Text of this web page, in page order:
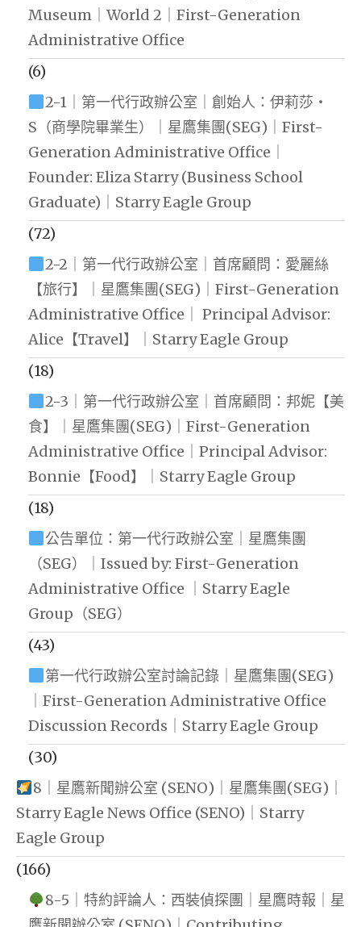
Museum｜World 2｜First-Generation
Administrative Office
(6)
2-1｜第一代行政辦公室｜創始人：伊莉莎・
S（商學院畢業生）｜星鷹集團(SEG)｜First-
Generation Administrative Office｜
Founder: Eliza Starry (Business School
Graduate)｜Starry Eagle Group
(72)
2-2｜第一代行政辦公室｜首席顧問：愛麗絲
【旅行】｜星鷹集團(SEG)｜First-Generation
Administrative Office｜ Principal Advisor:
Alice【Travel】｜Starry Eagle Group
(18)
2-3｜第一代行政辦公室｜首席顧問：邦妮【美
食】｜星鷹集團(SEG)｜First-Generation
Administrative Office｜Principal Advisor:
Bonnie【Food】｜Starry Eagle Group
(18)
公告單位：第一代行政辦公室｜星鷹集團
（SEG）｜Issued by: First-Generation
Administrative Office ｜Starry Eagle
Group（SEG）
(43)
第一代行政辦公室討論記錄｜星鷹集團(SEG)
｜First-Generation Administrative Office
Discussion Records｜Starry Eagle Group
(30)
8｜星鷹新聞辦公室 (SENO)｜星鷹集團(SEG)｜
Starry Eagle News Office (SENO)｜Starry
Eagle Group
(166)
8-5｜特約評論人：西裝偵探團｜星鷹時報｜星